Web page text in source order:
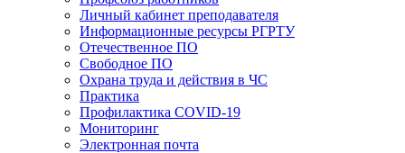
Личный кабинет преподавателя
Информационные ресурсы РГРТУ
Отечественное ПО
Свободное ПО
Охрана труда и действия в ЧС
Практика
Профилактика COVID-19
Мониторинг
Электронная почта